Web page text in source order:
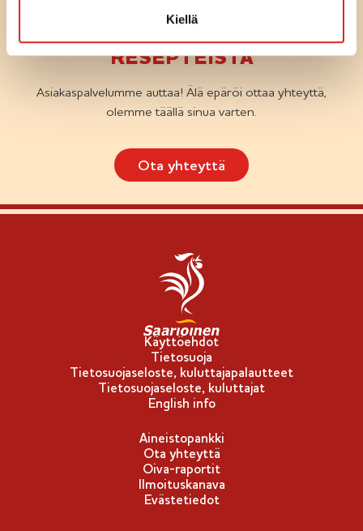
Kiellä
RESEPTEISTÄ
Asiakaspalvelumme auttaa! Älä epäröi ottaa yhteyttä,
olemme täällä sinua varten.
Ota yhteyttä
Käyttöehdot
Tietosuoja
Tietosuojaseloste, kuluttajapalautteet
Tietosuojaseloste, kuluttajat
English info
Aineistopankki
Ota yhteyttä
Oiva-raportit
Ilmoituskanava
Evästetiedot